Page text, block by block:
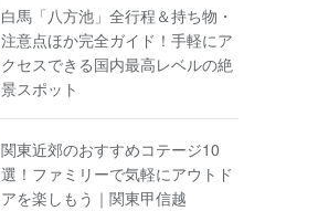
白馬「八方池」全行程＆持ち物・
注意点ほか完全ガイド！手軽にア
クセスできる国内最高レベルの絶
景スポット
関東近郊のおすすめコテージ10
選！ファミリーで気軽にアウトド
アを楽しもう｜関東甲信越